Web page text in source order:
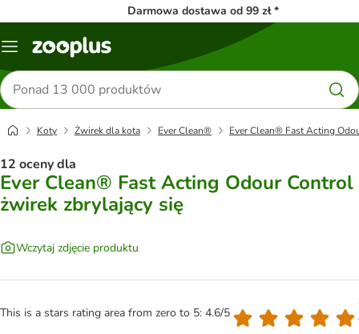
Darmowa dostawa od 99 zł *
Menu
Szukaj
produktów
Koty Żwirek dla kota Ever Clean® Ever Clean® Fast Acting
12 oceny dla
Ever Clean® Fast Acting Odour Control
żwirek zbrylający się
Wczytaj zdjęcie produktu
This is a stars rating area from zero to 5: 4.6/5